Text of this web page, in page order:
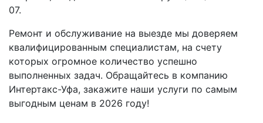
07.
Ремонт и обслуживание на выезде мы доверяем
квалифицированным специалистам, на счету
которых огромное количество успешно
выполненных задач. Обращайтесь в компанию
Интертакс-Уфа, закажите наши услуги по самым
выгодным ценам в 2026 году!